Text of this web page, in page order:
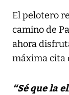
El pelotero
camino de
ahora
máxima cita
“Sé que la